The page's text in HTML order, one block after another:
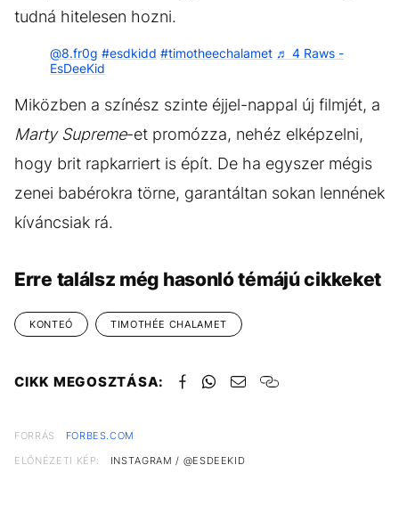
tudná hitelesen hozni.
@8.fr0g #esdkidd #timotheechalamet ♬ 4 Raws -
EsDeeKid
Miközben a színész szinte éjjel-nappal új filmjét, a
Marty Supreme-et promózza, nehéz elképzelni,
hogy brit rapkarriert is épít. De ha egyszer mégis
zenei babérokra törne, garantáltan sokan lennének
kíváncsiak rá.
Erre találsz még hasonló témájú cikkeket
KONTEÓ TIMOTHÉE CHALAMET
CIKK MEGOSZTÁSA:
FORRÁS
FORBES.COM
ELŐNÉZETI KÉP:
INSTAGRAM / @ESDEEKID